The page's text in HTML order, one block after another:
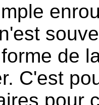
de
C'est
pour